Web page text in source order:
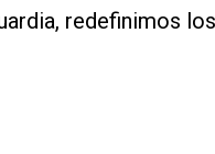
redefinimos